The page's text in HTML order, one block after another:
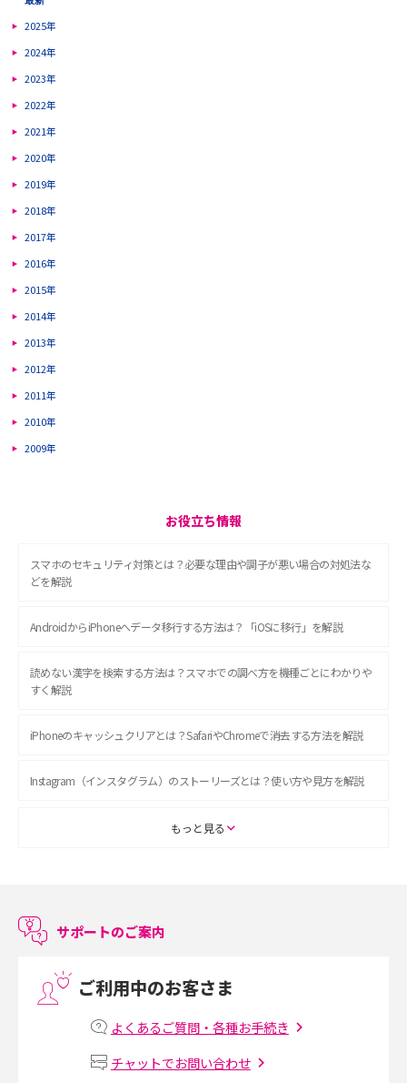
2025年
2024年
2023年
2022年
2021年
2020年
2019年
2018年
2017年
2016年
2015年
2014年
2013年
2012年
2011年
2010年
2009年
お役立ち情報
スマホのセキュリティ対策とは？必要な理由や調子が悪い場合の対処法な
どを解説
AndroidからiPhoneへデータ移行する方法は？「iOSに移行」を解説
読めない漢字を検索する方法は？スマホでの調べ方を機種ごとにわかりや
すく解説
iPhoneのキャッシュクリアとは？SafariやChromeで消去する方法を解説
Instagram（インスタグラム）のストーリーズとは？使い方や見方を解説
ASMRとは？初心者向けの代表ジャンルや楽しみ方を解説
LINEで友だちを削除する方法は？方法ごとの影響や復活・復元する方法も
プリペイドSIMとは？種類やメリット・デメリット、利用までの流れを解説
もっと見る
サポートのご案内
ご利用中のお客さま
よくあるご質問・各種お手続き
チャットでお問い合わせ